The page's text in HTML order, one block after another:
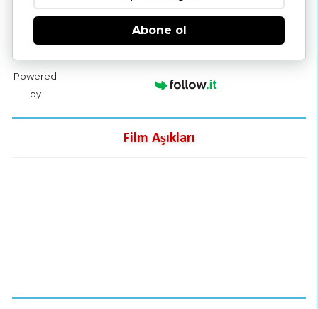
Abone ol
Powered
by
Film Aşıkları